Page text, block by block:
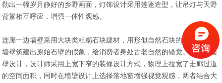
勒出一幅岁月静好的乡野画面，灯饰设计采用莲蓬造型，让吊灯与天野
背景相互呼应，增强一体性观感。
连廊一边墙壁采用大块类粗粝石块建材，用形似自然石块的堆垒将现代
墙壁筑建出原始石壁的假象，给消费者身处古老自然的错觉。另一侧墙
壁设计，设计师采用上宽下窄的装修设计方式，物理上拉宽了走廊过道
的空间面积，同时在墙壁设计上选择落地窗增强视觉观感，两者结合大